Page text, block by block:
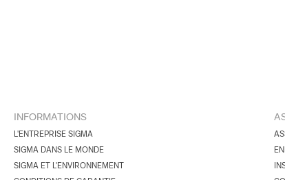
INFORMATIONS
L'ENTREPRISE SIGMA
SIGMA DANS LE MONDE
SIGMA ET L'ENVIRONNEMENT